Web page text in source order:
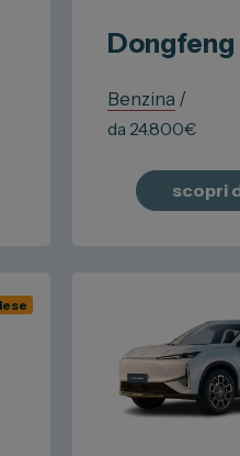
Dongfeng
Benzina /
da 24.800€
scopri